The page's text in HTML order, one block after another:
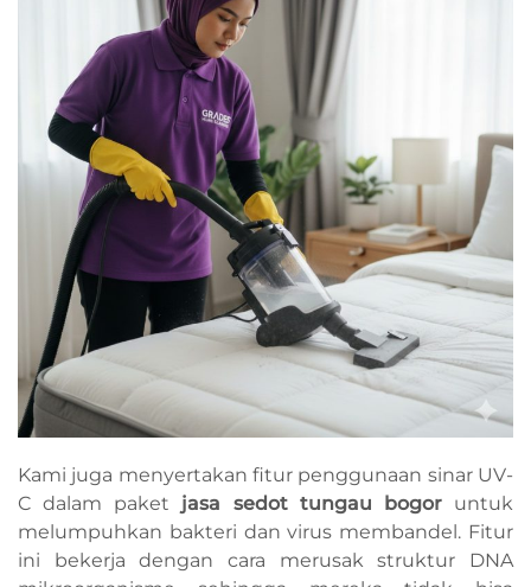
Kami juga menyertakan fitur penggunaan sinar UV-
C dalam paket jasa sedot tungau bogoruntuk
melumpuhkan bakteri dan virus membandel. Fitur
ini bekerja dengan cara merusak struktur DNA